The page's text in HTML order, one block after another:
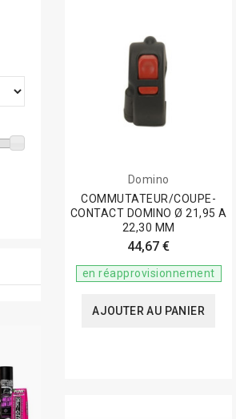
Domino
COMMUTATEUR/COUPE-
CONTACT DOMINO Ø 21,95 A
22,30 MM
44,67 €
en réapprovisionnement
AJOUTER AU PANIER